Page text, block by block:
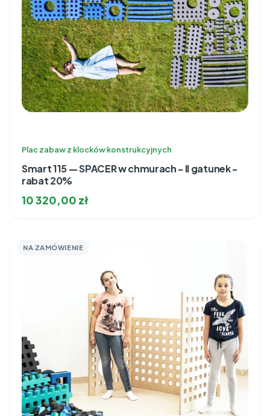
Plac zabaw z klocków konstrukcyjnych
Smart 115 — SPACER w chmurach - II gatunek -
rabat 20%
10 320,00 zł
NA ZAMÓWIENIE